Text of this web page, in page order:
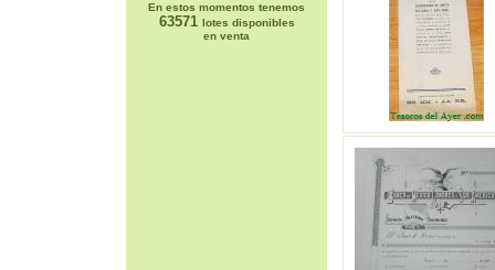
En estos momentos tenemos
63571 lotes disponibles
en venta